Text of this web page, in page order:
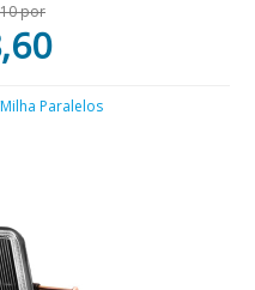
por
Paralelos